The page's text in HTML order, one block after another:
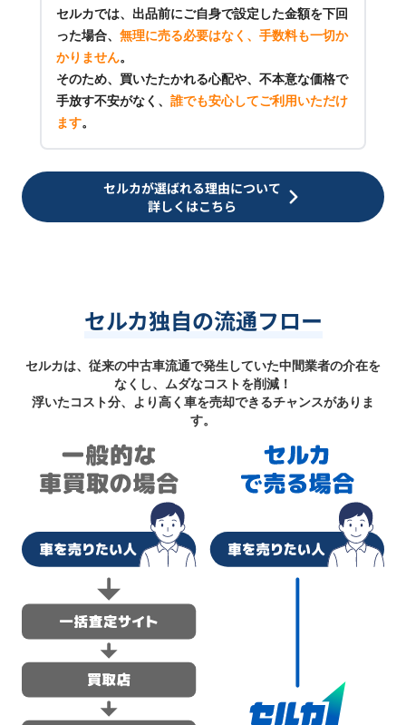
セルカでは、出品前にご自身で設定した金額を下回
った場合、 無理に売る必要はなく、手数料も一切か
かりません。
そのため、買いたたかれる心配や、不本意な価格で
手放す不安がなく、 誰でも安心してご利用いただけ
ます。
セルカが選ばれる理由について
詳しくはこちら
セルカ独自の流通フロー
セルカは、従来の中古車流通で発生していた中間業者の介在を
なくし、ムダなコストを削減！
浮いたコスト分、より高く車を売却できるチャンスがありま
す。